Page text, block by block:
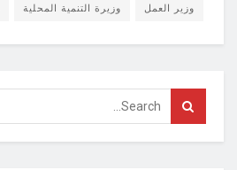
وزير العمل وزيرة التنمية المحلية